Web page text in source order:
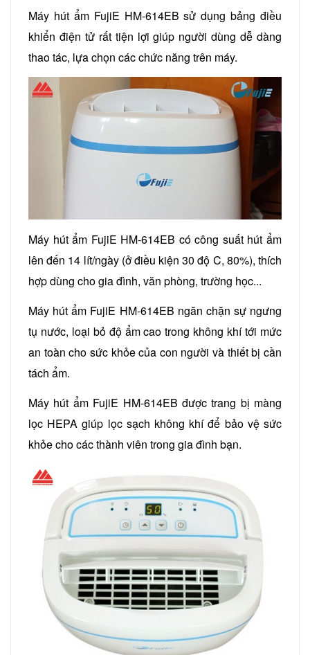
Máy hút ẩm FujiE HM-614EB sử dụng bảng điều
khiển điện tử rất tiện lợi giúp người dùng dễ dàng
thao tác, lựa chọn các chức năng trên máy.
Máy hút ẩm FujiE HM-614EB có công suất hút ẩm
lên đến 14 lít/ngày (ở điều kiện 30 độ C, 80%), thích
hợp dùng cho gia đình, văn phòng, trường học...
Máy hút ẩm FujiE HM-614EB ngăn chặn sự ngưng
tụ nước, loại bỏ độ ẩm cao trong không khí tới mức
an toàn cho sức khỏe của con người và thiết bị cần
tách ẩm.
Máy hút ẩm FujiE HM-614EB được trang bị màng
lọc HEPA giúp lọc sạch không khí để bảo vệ sức
khỏe cho các thành viên trong gia đình bạn.